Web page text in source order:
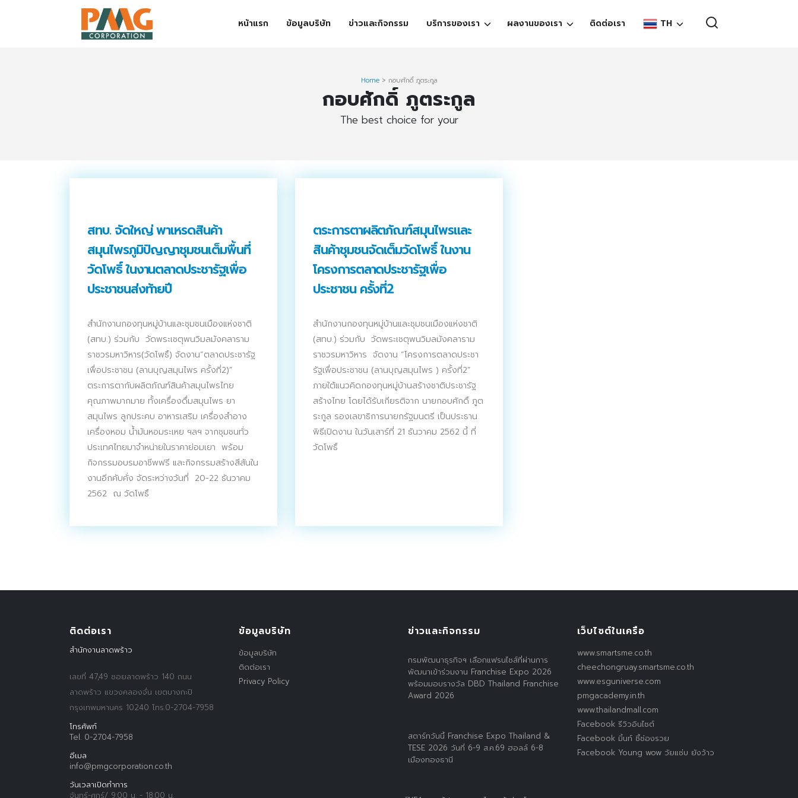
หน้าแรก ข้อมูลบริษัท ข่าวและกิจกรรม บริการของเรา ผลงานของเรา ติดต่อเรา TH
จัดงานแสดงสินค้าและอีเว้นท์ต่าง ๆ
ติดต่อเรา
บริการของเรา
ประชาสัมพันธ์ผ่านสื่อออฟไลน์และสื่อออนไลน์
ผลงานของเรา
ผลิตสิ่งพิมพ์และที่เกี่ยวข้อง
พัฒนาผลิตภัณฑ์
หน้าแรก
อบรมสัมมนาออฟไลน์และออนไลน์
Home> กอบศักดิ์ ภูตระกูล
กอบศักดิ์ ภูตระกูล
The best choice for your
สทบ. จัดใหญ่ พาเหรดสินค้า
สมุนไพรภูมิปัญญาชุมชนเต็มพื้นที่
วัดโพธิ์ ในงานตลาดประชารัฐเพื่อ
ประชาชนส่งท้ายปี
สำนักงานกองทุนหมู่บ้านและชุมชนเมืองแห่งชาติ
(สทบ.) ร่วมกับ วัดพระเชตุพนวิมลมังคลาราม
ราชวรมหาวิหาร(วัดโพธิ์) จัดงาน“ตลาดประชารัฐ
เพื่อประชาชน (ลานบุญสมุนไพร ครั้งที่2)”
ตระการตากับผลิตภัณฑ์สินค้าสมุนไพรไทย
คุณภาพมากมาย ทั้งเครื่องดื่มสมุนไพร ยา
สมุนไพร ลูกประคบ อาหารเสริม เครื่องสำอาง
เครื่องหอม น้ำมันหอมระเหย ฯลฯ จากชุมชนทั่ว
ประเทศไทยมาจำหน่ายในราคาย่อมเยา พร้อม
กิจกรรมอบรมอาชีพฟรี และกิจกรรมสร้างสีสันใน
งานอีกคับคั่ง จัดระหว่างวันที่ 20-22 ธันวาคม
2562 ณ วัดโพธิ์
ตระการตาผลิตภัณฑ์สมุนไพรและ
สินค้าชุมชนจัดเต็มวัดโพธิ์ ในงาน
โครงการตลาดประชารัฐเพื่อ
ประชาชน ครั้งที่2
สำนักงานกองทุนหมู่บ้านและชุมชนเมืองแห่งชาติ
(สทบ.) ร่วมกับ วัดพระเชตุพนวิมลมังคลาราม
ราชวรมหาวิหาร จัดงาน “โครงการตลาดประชา
รัฐเพื่อประชาชน (ลานบุญสมุนไพร ) ครั้งที่2”
ภายใต้แนวคิดกองทุนหมู่บ้านสร้างชาติประชารัฐ
สร้างไทย โดยได้รับเกียรติจาก นายกอบศักดิ์ ภูต
ระกูล รองเลขาธิการนายกรัฐมนตรี เป็นประธาน
พิธีเปิดงาน ในวันเสาร์ที่ 21 ธันวาคม 2562 นี้ ที่
วัดโพธิ์
ติดต่อเรา
สำนักงานลาดพร้าว
เลขที่ 47,49 ซอยลาดพร้าว 140 ถนน
ลาดพร้าว แขวงคลองจั่น เขตบางกะปิ
กรุงเทพมหานคร 10240 โทร.0-2704-7958
โทรศัพท์
Tel. 0-2704-7958
อีเมล
info@pmgcorporation.co.th
วันเวลาเปิดทำการ
จันทร์-ศุกร์/ 9:00 น. - 18:00 น.
ข้อมูลบริษัท
ข้อมูลบริษัท
ติดต่อเรา
Privacy Policy
ข่าวและกิจกรรม
กรมพัฒนาธุรกิจฯ เลือกแฟรนไชส์ที่ผ่านการ
พัฒนาเข้าร่วมงาน Franchise Expo 2026
พร้อมมอบรางวัล DBD Thailand Franchise
Award 2026
สตาร์ทวันนี้ Franchise Expo Thailand &
TESE 2026 วันที่ 6-9 ส.ค.69 ฮอลล์ 6-8
เมืองทองธานี
เว็บไซต์ในเครือ
www.smartsme.co.th
cheechongruay.smartsme.co.th
www.esguniverse.com
pmgacademy.in.th
www.thailandmall.com
Facebook รีวิวอินไซต์
Facebook มิ้นท์ ชี้ช่องรวย
Facebook Young wow วัยแซ่บ ยังว้าว